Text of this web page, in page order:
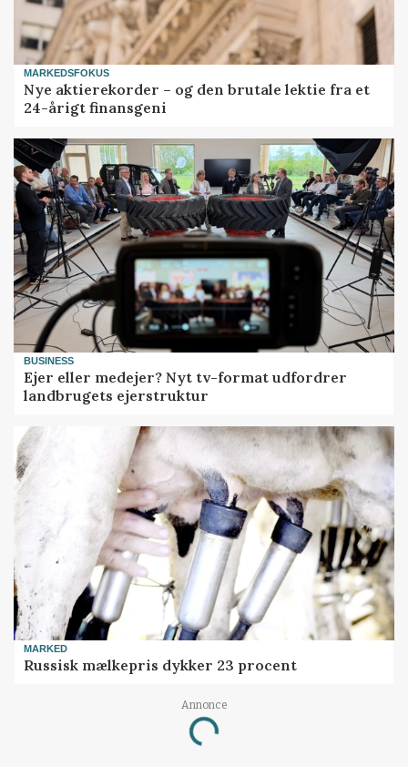
MARKEDSFOKUS
Nye aktierekorder – og den brutale lektie fra et
24-årigt finansgeni
BUSINESS
Ejer eller medejer? Nyt tv-format udfordrer
landbrugets ejerstruktur
MARKED
Russisk mælkepris dykker 23 procent
Annonce
Loading...